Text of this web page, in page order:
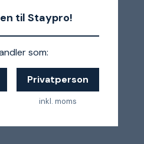
til Staypro!
som:
Privatperson
inkl. moms